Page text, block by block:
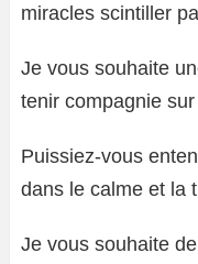
miracles scintiller
Je vous souhaite
tenir compagnie
Puissiez-vous
dans le calme et la
Je vous souhaite